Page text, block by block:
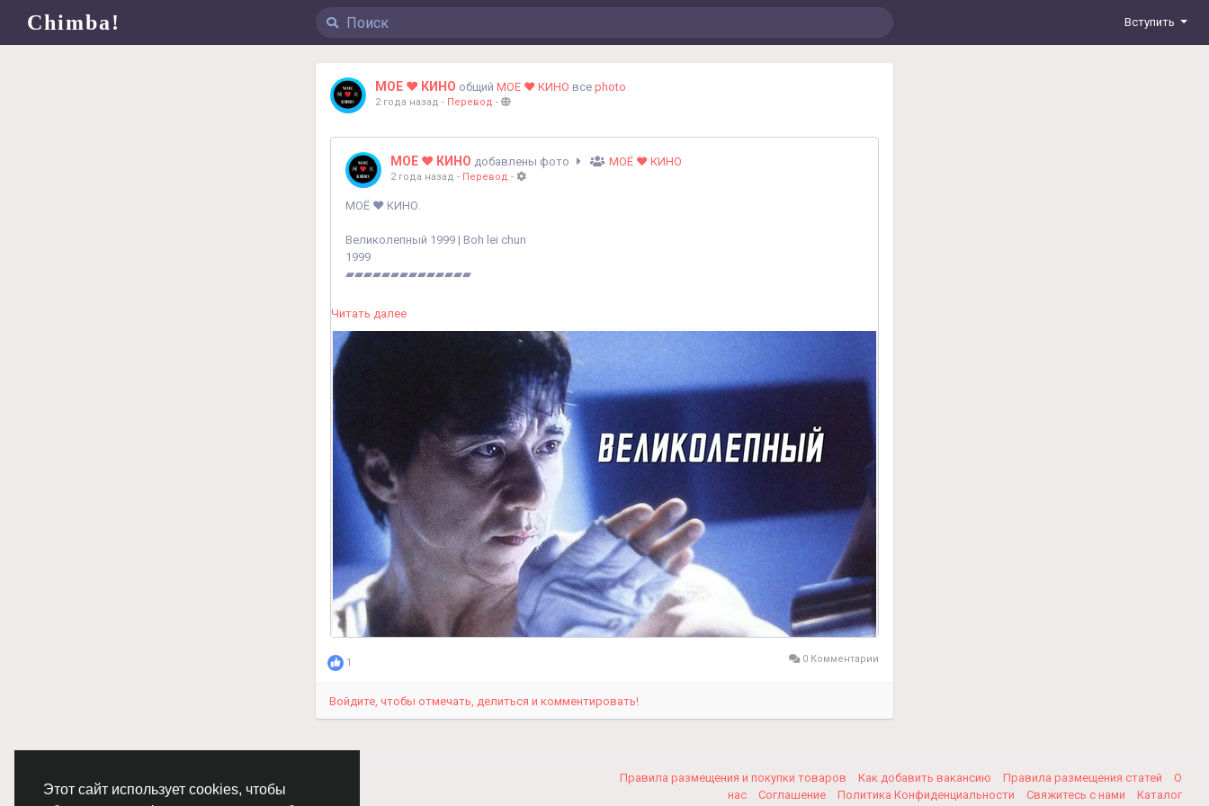
Этот сайт использует cookies, чтобы
Chimba! Вступить
МОЕ ❤️ КИНО общий МОЕ ❤️ КИНО все photo
2 года назад - Перевод -
МОЕ ❤️ КИНО добавлены фото МОЁ ❤️ КИНО
2 года назад - Перевод -
МОЁ ❤️ КИНО.
Великолепный 1999 | Boh lei chun
1999
▰▰▰▰▰▰▰▰▰▰▰▰▰▰
Прямая ссылка на фильм -
Жанр - боевик, мелодрама, комедия.
Чтобы влюбить в себя бизнесмена, девушка притворяется любовницей гангстера.
Комедийная мелодрама с Джеки Чаном
Несравненная Бу, девушка из маленькой деревни на берегу океана, приезжает в шумный
Гонконг в поисках приключений. Здесь она знакомится с Ченом — знаменитым
миллионером. Но романтическая Золушка не подозревает, что Чен окажется очень
опасным кавалером.
Наш ВК - https://vk.com/clubmeloman_moe_kino
Наш тг канал - https://t.me/moe_lubimoe_kino
Не забудь перейти и подписаться на нашу группу в ВКонтакте и на наш Телеграмм
Читать далее
1 0 Комментарии
Войдите, чтобы отмечать, делиться и комментировать!
Правила размещения и покупки товаров Как добавить вакансию Правила размещения статей
О
нас
Соглашение Политика Конфиденциальности Свяжитесь с нами Каталог